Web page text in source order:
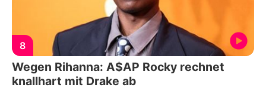
8
Wegen Rihanna: A$AP Rocky rechnet
knallhart mit Drake ab